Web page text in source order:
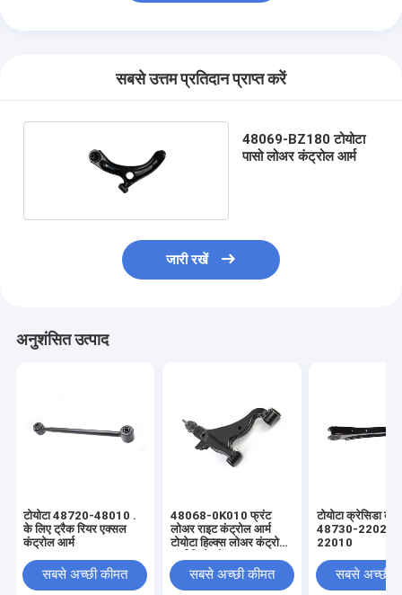
सबसे उत्तम प्रतिदान प्राप्त करें
48069-BZ180 टोयोटा
पासो लोअर कंट्रोल आर्म
जारी रखें
अनुशंसित उत्पाद
टोयोटा 48720-48010 .
के लिए ट्रैक रियर एक्सल
कंट्रोल आर्म
सबसे अच्छी कीमत
48068-0K010 फ्रंट
लोअर राइट कंट्रोल आर्म
टोयोटा हिल्क्स लोअर कंट्रोल
सबसे अच्छी कीमत
टोयोटा क्रेसिडा
48730-22020
22010
सबसे अच्छी